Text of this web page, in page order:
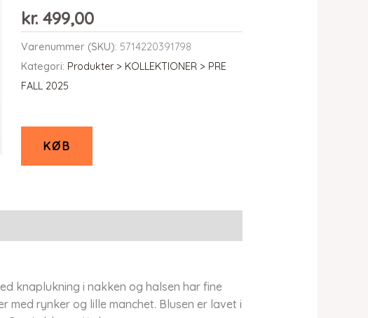
kr. 499,00
Varenummer (SKU): 5714220391798
Kategori: Produkter > KOLLEKTIONER > PRE
FALL 2025
KØB
knaplukning i nakken og halsen har fine
rynker og lille manchet. Blusen er lavet i